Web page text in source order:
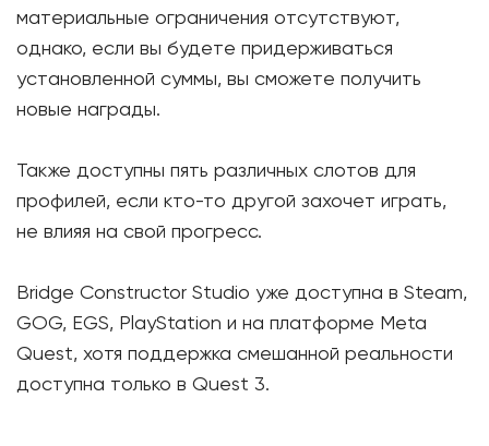
материальные ограничения отсутствуют,
однако, если вы будете придерживаться
установленной суммы, вы сможете получить
новые награды.
Также доступны пять различных слотов для
профилей, если кто-то другой захочет играть,
не влияя на свой прогресс.
Bridge Constructor Studio уже доступна в Steam,
GOG, EGS, PlayStation и на платформе Meta
Quest, хотя поддержка смешанной реальности
доступна только в Quest 3.